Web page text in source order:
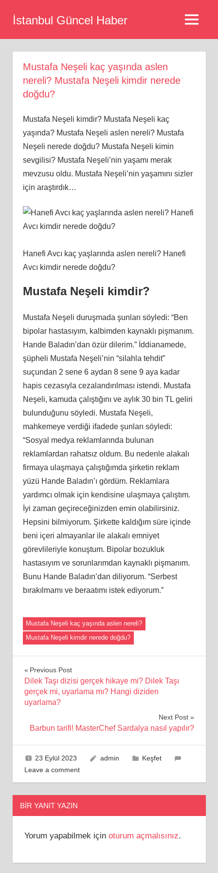
İstanbul Güncel Haber MENU
Mustafa Neşeli kaç yaşında aslen
nereli? Mustafa Neşeli kimdir nerede
doğdu?
Mustafa Neşeli kimdir? Mustafa Neşeli kaç
yaşında? Mustafa Neşeli aslen nereli? Mustafa
Neşeli nerede doğdu? Mustafa Neşeli kimin
sevgilisi? Mustafa Neşeli’nin yaşamı merak
mevzusu oldu. Mustafa Neşeli’nin yaşamını sizler
için araştırdık…
Hanefi Avcı kaç yaşlarında aslen nereli? Hanefi
Avcı kimdir nerede doğdu?
Mustafa Neşeli kimdir?
Mustafa Neşeli duruşmada şunları söyledi: “Ben
bipolar hastasıyım, kalbimden kaynaklı pişmanım.
Hande Baladın’dan özür dilerim.” İddianamede,
şüpheli Mustafa Neşeli’nin “silahla tehdit”
suçundan 2 sene 6 aydan 8 sene 9 aya kadar
hapis cezasıyla cezalandırılması istendi. Mustafa
Neşeli, kamuda çalıştığını ve aylık 30 bin TL geliri
bulunduğunu söyledi. Mustafa Neşeli,
mahkemeye verdiği ifadede şunları söyledi:
“Sosyal medya reklamlarında bulunan
reklamlardan rahatsız oldum. Bu nedenle alakalı
firmaya ulaşmaya çalıştığımda şirketin reklam
yüzü Hande Baladın’ı gördüm. Reklamlara
yardımcı olmak için kendisine ulaşmaya çalıştım.
İyi zaman geçireceğinizden emin olabilirsiniz.
Hepsini bilmiyorum. Şirkette kaldığım süre içinde
beni içeri almayanlar ile alakalı emniyet
görevlileriyle konuştum. Bipolar bozukluk
hastasıyım ve sorunlarımdan kaynaklı pişmanım.
Bunu Hande Baladın’dan diliyorum. “Serbest
bırakılmamı ve beraatımı istek ediyorum.”
Mustafa Neşeli kaç yaşında aslen nereli?
Mustafa Neşeli kimdir nerede doğdu?
Yazı
gezinmesi
Previous Post
Dilek Taşı dizisi gerçek hikaye mi? Dilek Taşı
gerçek mi, uyarlama mı? Hangi diziden
uyarlama?
Next Post
Barbun tarifi! MasterChef Sardalya nasıl yapılır?
23 Eylül 2023 admin
Keşfet
Leave a comment
BIR YANIT YAZIN
Yorum yapabilmek için oturum açmalısınız.